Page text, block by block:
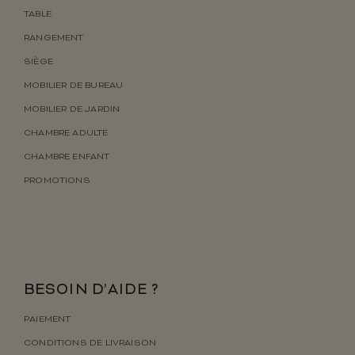
TABLE
RANGEMENT
SIÈGE
MOBILIER DE BUREAU
MOBILIER DE JARDIN
CHAMBRE ADULTE
CHAMBRE ENFANT
PROMOTIONS
BESOIN D’AIDE ?
PAIEMENT
CONDITIONS DE LIVRAISON